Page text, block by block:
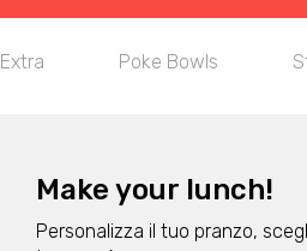
Poke Bowls
Make your lunch!
Personalizza il tuo pranzo,